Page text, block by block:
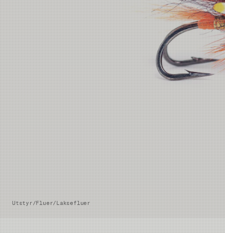
Utstyr/Fluer/Laksefluer